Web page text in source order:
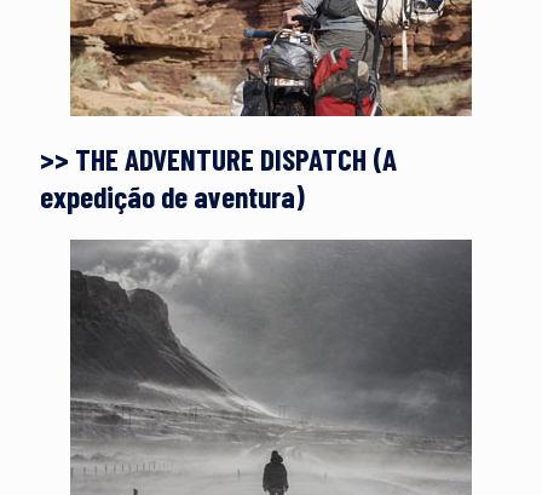
>> THE ADVENTURE DISPATCH (A
expedição de aventura)